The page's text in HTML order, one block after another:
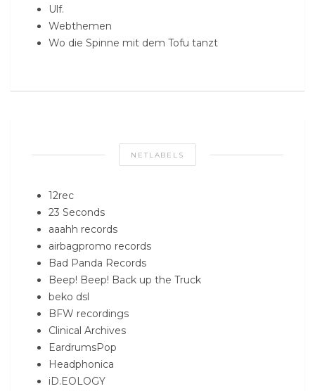
Ulf.
Webthemen
Wo die Spinne mit dem Tofu tanzt
NETLABELS
12rec
23 Seconds
aaahh records
airbagpromo records
Bad Panda Records
Beep! Beep! Back up the Truck
beko dsl
BFW recordings
Clinical Archives
EardrumsPop
Headphonica
iD.EOLOGY